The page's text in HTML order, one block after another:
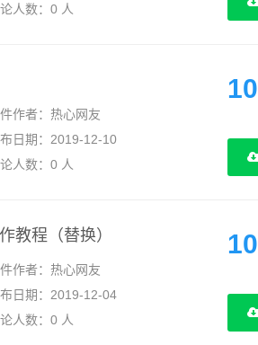
人数：0 人
作者：热心网友
日期：2019-12-10
人数：0 人
10
教程（替换）
作者：热心网友
日期：2019-12-04
人数：0 人
10